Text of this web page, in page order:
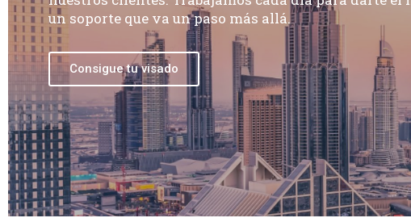
un soporte que va un paso más allá.
Consigue tu visado